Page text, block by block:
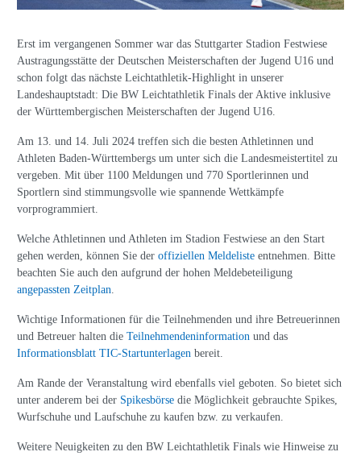
Erst im vergangenen Sommer war das Stuttgarter Stadion Festwiese
Austragungsstätte der Deutschen Meisterschaften der Jugend U16 und
schon folgt das nächste Leichtathletik-Highlight in unserer
Landeshauptstadt: Die BW Leichtathletik Finals der Aktive inklusive
der Württembergischen Meisterschaften der Jugend U16.
Am 13. und 14. Juli 2024 treffen sich die besten Athletinnen und
Athleten Baden-Württembergs um unter sich die Landesmeistertitel zu
vergeben. Mit über 1100 Meldungen und 770 Sportlerinnen und
Sportlern sind stimmungsvolle wie spannende Wettkämpfe
vorprogrammiert.
Welche Athletinnen und Athleten im Stadion Festwiese an den Start
gehen werden, können Sie der offiziellen Meldeliste entnehmen. Bitte
beachten Sie auch den aufgrund der hohen Meldebeteiligung
angepassten Zeitplan
Wichtige Informationen für die Teilnehmenden und ihre Betreuerinnen
und Betreuer halten die Teilnehmendeninformation und das
Informationsblatt TIC-Startunterlagen bereit.
Am Rande der Veranstaltung wird ebenfalls viel geboten. So bietet sich
unter anderem bei der Spikesbörse die Möglichkeit gebrauchte Spikes,
Wurfschuhe und Laufschuhe zu kaufen bzw. zu verkaufen.
Weitere Neuigkeiten zu den BW Leichtathletik Finals wie Hinweise zu